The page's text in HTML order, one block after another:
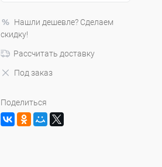
Нашли дешевле? Сделаем
скидку!
Рассчитать доставку
Под заказ
Поделиться